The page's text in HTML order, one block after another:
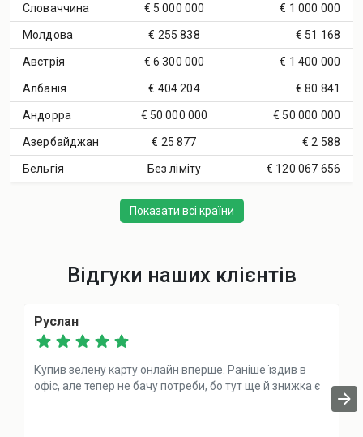
Словаччина € 5 000 000 € 1 000 000
Молдова € 255 838 € 51 168
Австрія € 6 300 000 € 1 400 000
Албанія € 404 204 € 80 841
Андорра € 50 000 000 € 50 000 000
Азербайджан € 25 877 € 2 588
Бельгія Без ліміту € 120 067 656
Показати всі країни
Відгуки наших клієнтів
Руслан
Купив зелену карту онлайн вперше. Раніше їздив в
офіс, але тепер не бачу потреби, бо тут ще й знижка є